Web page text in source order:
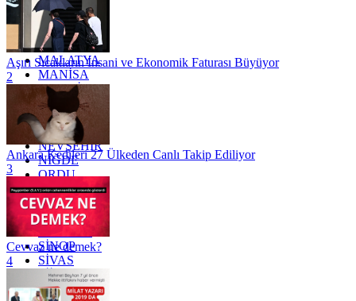
KOCAELİ
KONYA
KÜTAHYA
KİLİS
MALATYA
MANİSA
MARDİN
MERSİN
MUĞLA
MUŞ
NEVŞEHİR
NİĞDE
ORDU
OSMANİYE
RİZE
SAKARYA
SAMSUN
SİNOP
SİVAS
SİİRT
TEKİRDAĞ
Aşırı Sıcakların İnsani ve Ekonomik Faturası Büyüyor
2
Ankara Kedileri 27 Ülkeden Canlı Takip Ediliyor
3
Cevvaz ne demek?
4